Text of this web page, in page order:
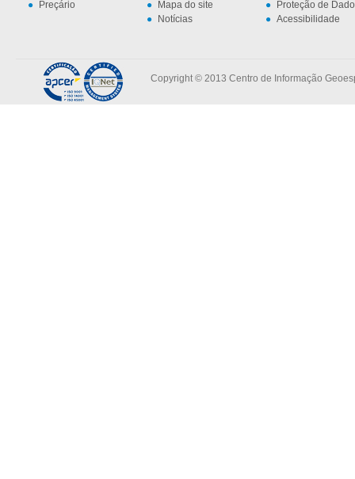
Preçário
Mapa do site
Notícias
Proteção de
Acessibilidade
Copyright © 2013 Centro de Informação